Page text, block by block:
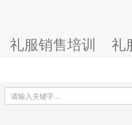
礼服销售培训 礼